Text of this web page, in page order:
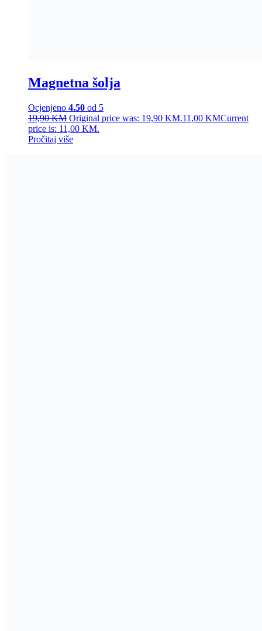
Magnetna šolja
Ocjenjeno 4.50 od 5
19,90KM Original price was: 19,90 KM.11,00 KMCurrent
price is: 11,00 KM.
Pročitaj više